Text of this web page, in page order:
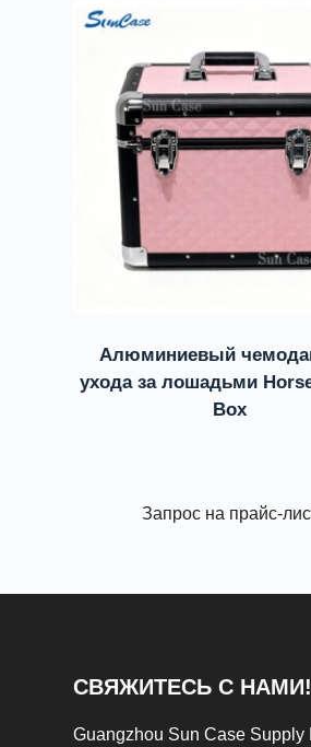
Алюминиевый
ухода за лошадьми
Box
Запрос на прайс-
СВЯЖИТЕСЬ С НАМИ!
Guangzhou Sun Case Supply